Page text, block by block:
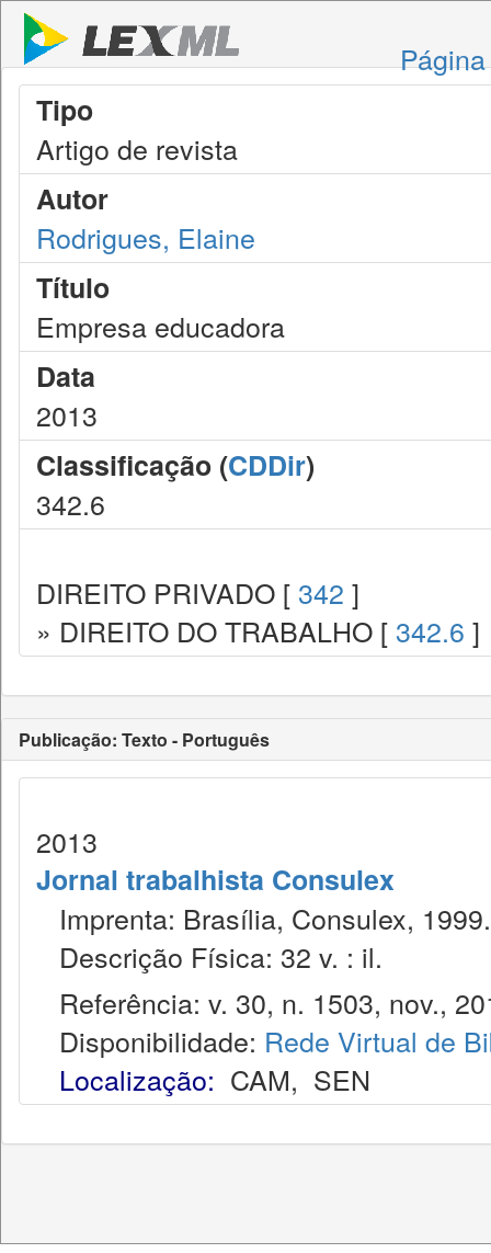
Tipo
Artigo de revista
Autor
Rodrigues, Elaine
Título
Empresa educadora
Data
2013
Classificação (CDDir)
342.6
DIREITO PRIVADO [ 342 ]
» DIREITO DO TRABALHO [ 342.6 ]
Publicação: Texto - Português
2013
Jornal trabalhista Consulex
Imprenta: Brasília, Consulex, 1999.
Descrição Física: 32 v. : il.
Referência: v. 30, n. 1503, nov.,
Disponibilidade: Rede Virtual de
Localização: CAM, SEN